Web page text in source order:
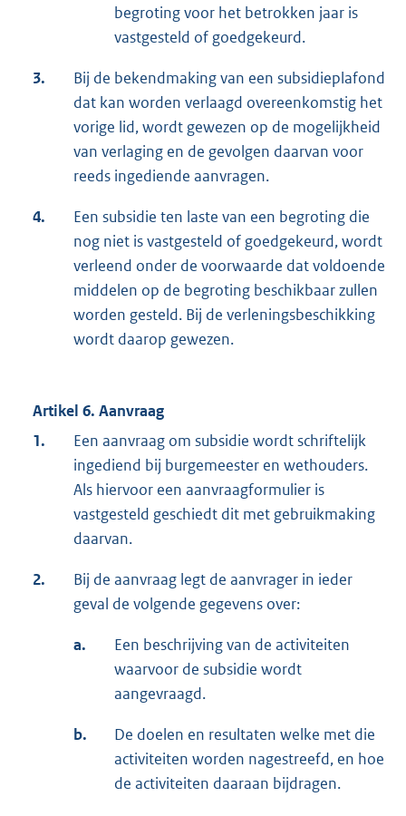
begroting voor het betrokken jaar is
vastgesteld of goedgekeurd.
3.
Bij de bekendmaking van een subsidieplafond
dat kan worden verlaagd overeenkomstig het
vorige lid, wordt gewezen op de mogelijkheid
van verlaging en de gevolgen daarvan voor
reeds ingediende aanvragen.
4.
Een subsidie ten laste van een begroting die
nog niet is vastgesteld of goedgekeurd, wordt
verleend onder de voorwaarde dat voldoende
middelen op de begroting beschikbaar zullen
worden gesteld. Bij de verleningsbeschikking
wordt daarop gewezen.
Artikel 6. Aanvraag
1.
Een aanvraag om subsidie wordt schriftelijk
ingediend bij burgemeester en wethouders.
Als hiervoor een aanvraagformulier is
vastgesteld geschiedt dit met gebruikmaking
daarvan.
2.
Bij de aanvraag legt de aanvrager in ieder
geval de volgende gegevens over:
a.
Een beschrijving van de activiteiten
waarvoor de subsidie wordt
aangevraagd.
b.
De doelen en resultaten welke met die
activiteiten worden nagestreefd, en hoe
de activiteiten daaraan bijdragen.